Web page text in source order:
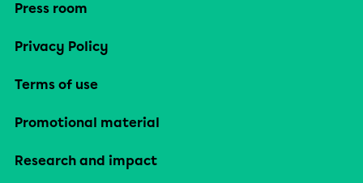
Press room
Privacy Policy
Terms of use
Promotional material
Research and impact